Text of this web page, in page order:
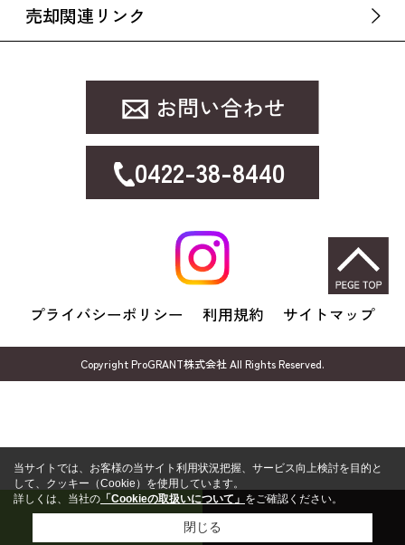
売却関連リンク
0422-38-8440
プライバシーポリシー 利用規約 サイトマップ
Copyright ProGRANT株式会社 All Rights Reserved.
当サイトでは、お客様の当サイト利用状況把握、サービス向上検討を目的と
して、クッキー（Cookie）を使用しています。
詳しくは、当社の 「Cookieの取扱いについて」 をご確認ください。
閉じる